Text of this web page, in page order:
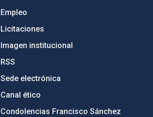
Empleo
Licitaciones
Imagen institucional
RSS
Sede electrónica
Canal ético
Condolencias Francisco Sánchez